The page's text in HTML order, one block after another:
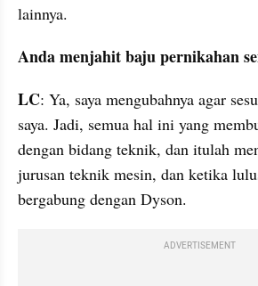
lainnya.
Anda menjahit baju pernikahan
LC: Ya, saya mengubahnya agar
saya. Jadi, semua hal ini yang
dengan bidang teknik, dan itulah
jurusan teknik mesin, dan ketika
bergabung dengan Dyson.
ADVERTISEMENT